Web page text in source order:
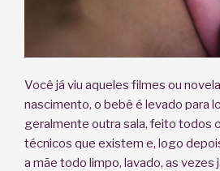
Você já viu aqueles filmes ou
nascimento, o bebê é levado para
geralmente outra sala, feito todos
técnicos que existem e, logo
a mãe todo limpo, lavado, as vezes